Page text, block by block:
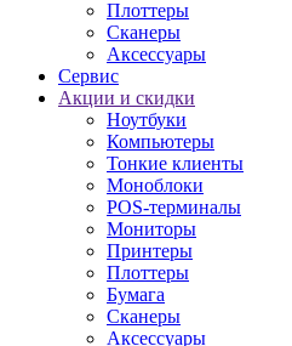
Плоттеры
Сканеры
Аксессуары
Сервис
Акции и скидки
Ноутбуки
Компьютеры
Тонкие клиенты
Моноблоки
POS-терминалы
Мониторы
Принтеры
Плоттеры
Бумага
Сканеры
Аксессуары